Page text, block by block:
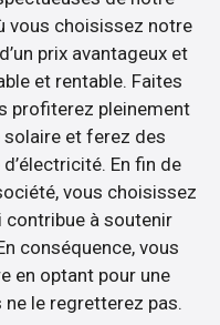
vous choisissez notre
prix avantageux et
et rentable. Faites
profiterez pleinement
solaire et ferez des
En fin de
vous choisissez
contribue à soutenir
conséquence, vous
en optant pour une
ne le regretterez pas.